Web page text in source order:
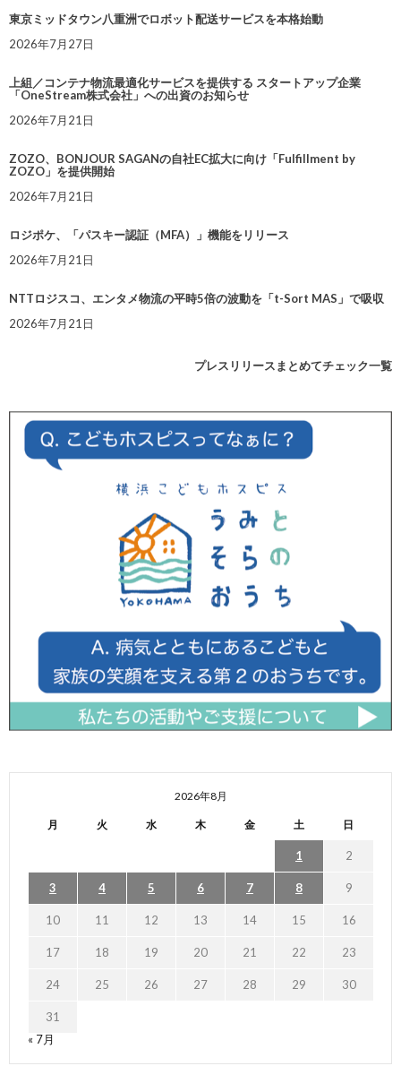
東京ミッドタウン八重洲でロボット配送サービスを本格始動
2026年7月27日
上組／コンテナ物流最適化サービスを提供する スタートアップ企業
「OneStream株式会社」への出資のお知らせ
2026年7月21日
ZOZO、BONJOUR SAGANの自社EC拡大に向け「Fulfillment by
ZOZO」を提供開始
2026年7月21日
ロジポケ、「パスキー認証（MFA）」機能をリリース
2026年7月21日
NTTロジスコ、エンタメ物流の平時5倍の波動を「t-Sort MAS」で吸収
2026年7月21日
プレスリリースまとめてチェック一覧
2026年8月
月 火 水 木 金 土 日
1 2
3 4 5 6 7 8 9
10 11 12 13 14 15 16
17 18 19 20 21 22 23
24 25 26 27 28 29 30
31
« 7月